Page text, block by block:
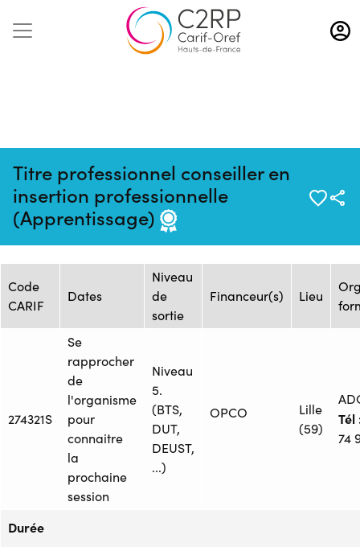
Aller
au
contenu
Titre professionnel conseiller en
insertion professionnelle
(Apprentissage)
Mise à jour :
12/12/2024
Formation :
2483886F
Source : ADONIS-ROSE
CARMIN-IESCA
Session de formation
Code
CARIF
Dates
Niveau
de
sortie
Financeur(s) Lieu
274321S
Se
rapprocher
de
l'organisme
pour
connaitre
la
prochaine
session
Niveau
5.
(BTS,
DUT,
DEUST,
...)
OPCO
Lille
(59)
Tél
74
Durée